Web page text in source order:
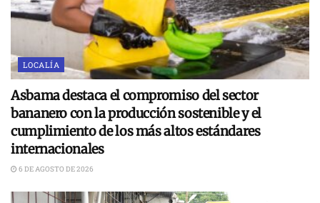
LOCALÍA
Asbama destaca el compromiso del sector
bananero con la producción sostenible y el
cumplimiento de los más altos estándares
internacionales
6 DE AGOSTO DE 2026